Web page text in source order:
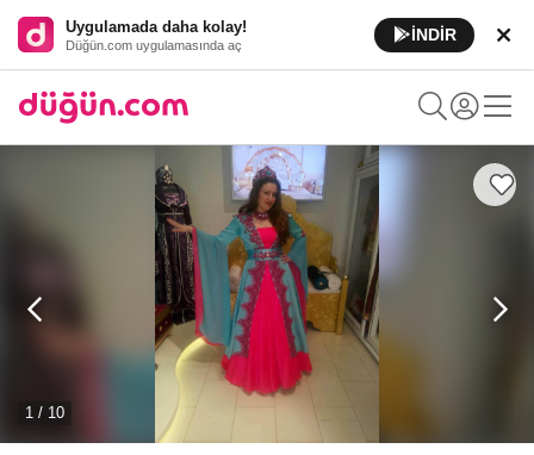
Uygulamada daha kolay!
Düğün.com uygulamasında aç
İNDİR
1 / 10